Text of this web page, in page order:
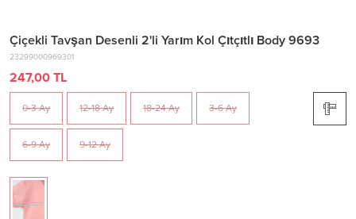
Çiçekli Tavşan Desenli 2'li Yarım Kol Çıtçıtlı Body 9693
23299000969301
247,00 TL
0-3 Ay 12-18 Ay 18-24 Ay 3-6 Ay
6-9 Ay 9-12 Ay